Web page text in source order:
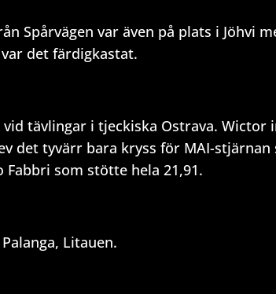
Spårvägen var även på plats i Jöhvi
det färdigkastat.
tävlingar i tjeckiska Ostrava. Wictor
det tyvärr bara kryss för MAI-stjärnan
som stötte hela 21,91.
Litauen.